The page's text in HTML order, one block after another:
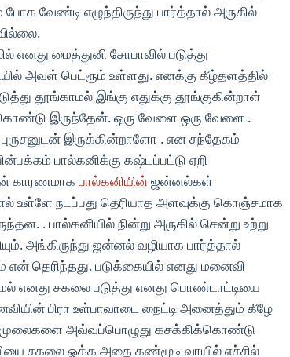
வேண்டி எழுந்திருந்து பார்த்தால் அருகில்
எனது மைத்துனி சோபாவில் படுத்து
அவள் பெட்ரூம் உள்ளது. எனக்கு கீழ்தளத்தில்
தூங்காமல் இங்கு எதுக்கு தூங்குகின்றாள்
இருந்தேன். ஒரு வேளை ஒரு வேளை .
இருக்கின்றாளோ . என சந்தேகம்
பால்கனிக்கு கஷ்டப்பட்டு ஏறி
காரணமாக பால்கனியின்ஜன்னல்கள்
உள்ளே நடப்பது தெரியாத அளவுக்கு கொஞ்சமாக
. பால்கனியில் நின்று அருகில் சென்று உற்று
அங்கிருந்து ஜன்னல் வழியாக பார்த்தால்
தெரிந்தது. படுக்கையில் எனது மனைவி
எனது சகலை படுத்து எனது பொண்டாட்டியை
பிரா உள்பாவாடை நைட்டி அனைத்தும் கீழே
முலைகளை அவ்வப்பொழுது கசக்கிக்கொண்டு
சகலை ஓக்க அதை கண்மூடி வாயில் எச்சில்